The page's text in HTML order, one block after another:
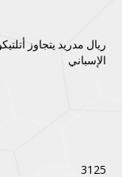
ريال مدريد يتجاوز
الإسباني
3125